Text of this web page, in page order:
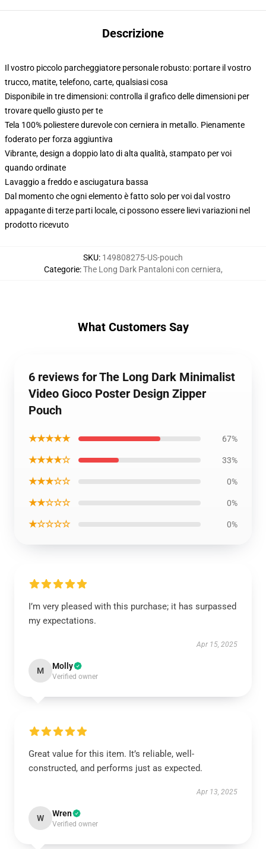
Descrizione
Il vostro piccolo parcheggiatore personale robusto: portare il vostro
trucco, matite, telefono, carte, qualsiasi cosa
Disponibile in tre dimensioni: controlla il grafico delle dimensioni per
trovare quello giusto per te
Tela 100% poliestere durevole con cerniera in metallo. Pienamente
foderato per forza aggiuntiva
Vibrante, design a doppio lato di alta qualità, stampato per voi
quando ordinate
Lavaggio a freddo e asciugatura bassa
Dal momento che ogni elemento è fatto solo per voi dal vostro
appagante di terze parti locale, ci possono essere lievi variazioni nel
prodotto ricevuto
SKU: 149808275-US-pouch
Categorie:The Long Dark Pantaloni con cerniera,
What Customers Say
6 reviews for The Long Dark Minimalist
Video Gioco Poster Design Zipper
Pouch
★★★★★ 67%
★★★★☆ 33%
★★★☆☆ 0%
★★☆☆☆ 0%
★☆☆☆☆ 0%
I’m very pleased with this purchase; it has surpassed
my expectations.
Apr 15, 2025
M Molly
Verified owner
Great value for this item. It’s reliable, well-
constructed, and performs just as expected.
Apr 13, 2025
W Wren
Verified owner